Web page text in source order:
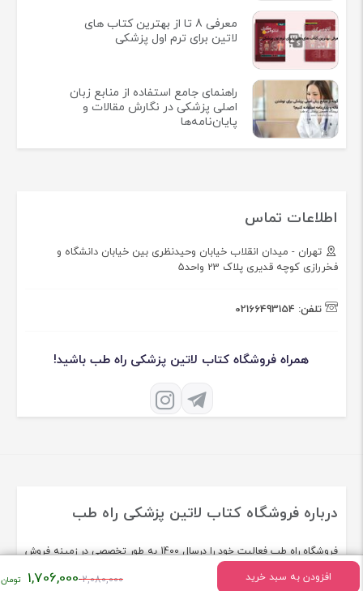
افزودن به سبد خرید 2,080,000قیمت
1,706,000
معرفی 8 تا از بهترین کتاب های
لاتین برای ترم اول پزشکی
راهنمای جامع استفاده از منابع زبان
اصلی پزشکی در نگارش مقالات و
پایان‌نامه‌ها
اطلاعات تماس
تهران - میدان انقلاب خیابان وحیدنظری بین خیابان دانشگاه و
فخررازی کوچه قدیری پلاک 23 واحد5
تلفن: 02166493154
همراه فروشگاه کتاب لاتین پزشکی راه طب باشید!
درباره فروشگاه کتاب لاتین پزشکی راه طب
فروشگاه راه طب فعالیت خود را درسال 1400 به طور تخصصی در زمینه فروش
کتاب لاتین پزشکی شروع کرد.